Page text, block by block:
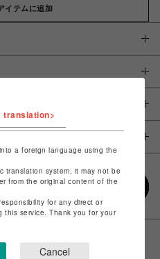
イテムに追加
translation>
a foreign language using the
translation system, it may not be
from the original content of the
for any direct or
this service. Thank you for your
Cancel